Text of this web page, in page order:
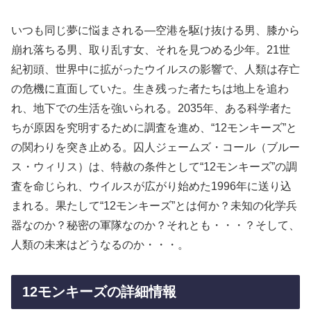
いつも同じ夢に悩まされる―空港を駆け抜ける男、膝から
崩れ落ちる男、取り乱す女、それを見つめる少年。21世
紀初頭、世界中に拡がったウイルスの影響で、人類は存亡
の危機に直面していた。生き残った者たちは地上を追わ
れ、地下での生活を強いられる。2035年、ある科学者た
ちが原因を究明するために調査を進め、“12モンキーズ”と
の関わりを突き止める。囚人ジェームズ・コール（ブルー
ス・ウィリス）は、特赦の条件として“12モンキーズ”の調
査を命じられ、ウイルスが広がり始めた1996年に送り込
まれる。果たして“12モンキーズ”とは何か？未知の化学兵
器なのか？秘密の軍隊なのか？それとも・・・？そして、
人類の未来はどうなるのか・・・。
12モンキーズの詳細情報